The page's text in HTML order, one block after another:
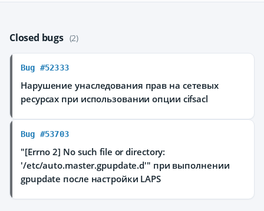
Closed bugs (2)
Bug #52333
Нарушение унаследования прав на сетевых
ресурсах при использовании опции cifsacl
Bug #53703
"[Errno 2] No such file or directory:
'/etc/auto.master.gpupdate.d'" при выполнении
gpupdate после настройки LAPS